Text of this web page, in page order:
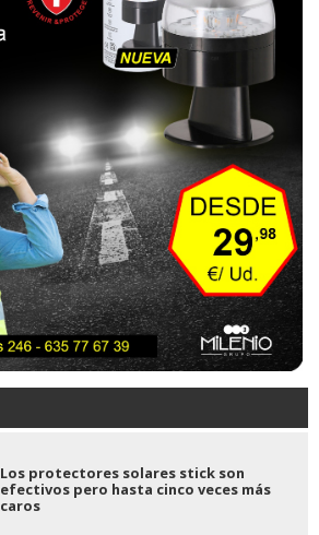
Los protectores solares stick son
efectivos pero hasta cinco veces más
caros